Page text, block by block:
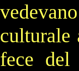
culturale
fece del